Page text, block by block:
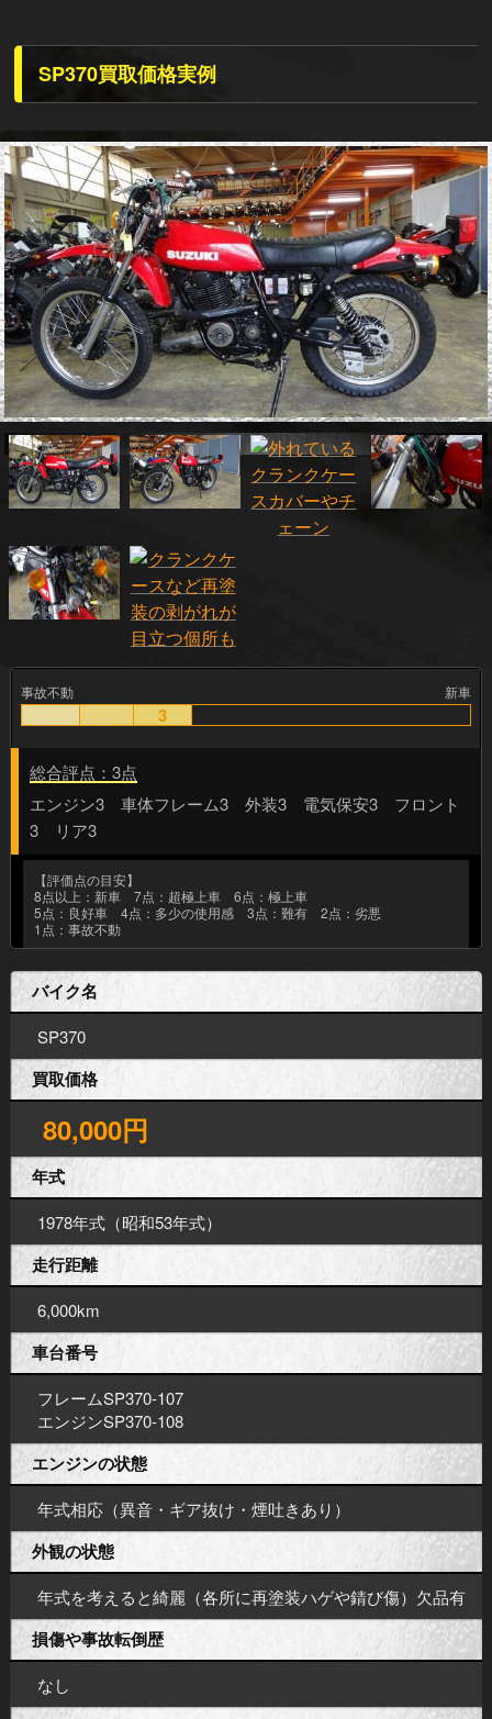
SP370買取価格実例
事故不動 新車
3
総合評点：3点
エンジン3 車体フレーム3 外装3 電気保安3 フロント
3 リア3
【評価点の目安】
8点以上：新車 7点：超極上車 6点：極上車
5点：良好車 4点：多少の使用感 3点：難有 2点：劣悪
1点：事故不動
バイク名
SP370
買取価格
80,000円
年式
1978年式（昭和53年式）
走行距離
6,000km
車台番号
フレームSP370-107
エンジンSP370-108
エンジンの状態
年式相応（異音・ギア抜け・煙吐きあり）
外観の状態
年式を考えると綺麗（各所に再塗装ハゲや錆び傷）欠品有
損傷や事故転倒歴
なし